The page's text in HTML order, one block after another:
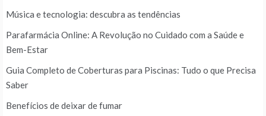
Música e tecnologia: descubra as tendências
Parafarmácia Online: A Revolução no Cuidado com a Saúde e
Bem-Estar
Guia Completo de Coberturas para Piscinas: Tudo o que Precisa
Saber
Benefícios de deixar de fumar